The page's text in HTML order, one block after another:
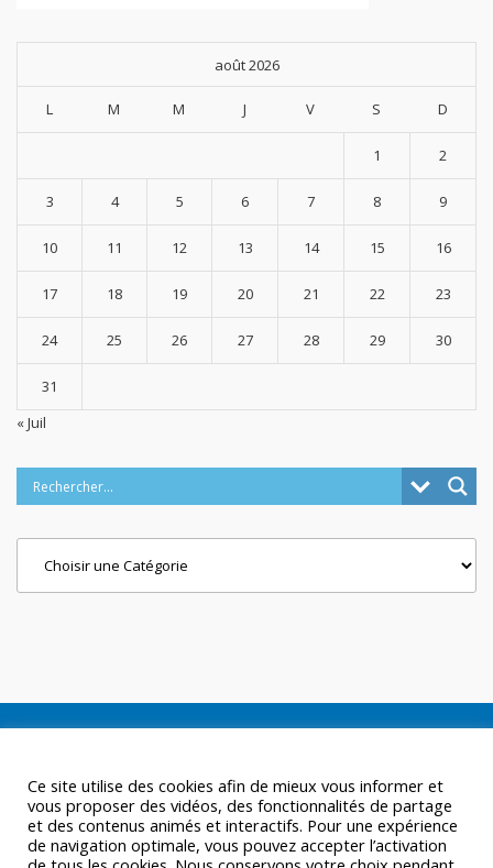
août 2026
L M M J V S D
1 2
3 4 5 6 7 8 9
10 11 12 13 14 15 16
17 18 19 20 21 22 23
24 25 26 27 28 29 30
31
« Juil
Ce site utilise des cookies afin de mieux vous informer et
vous proposer des vidéos, des fonctionnalités de partage
et des contenus animés et interactifs. Pour une expérience
de navigation optimale, vous pouvez accepter l’activation